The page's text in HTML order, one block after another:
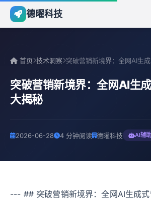
德曜科技
首页 技术洞察
突破营销新境界：全网AI生
大揭秘
2026-06-28 4 分钟阅读 德曜科技 AI辅助
--- ## 突破营销新境界：全网AI生成